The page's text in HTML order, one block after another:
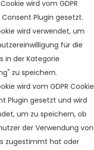
wird vom GDPR
Consent Plugin gesetzt.
wird verwendet, um
für die
in der Kategorie
zu speichern.
wird vom GDPR Cookie
Plugin gesetzt und wird
um zu speichern, ob
der Verwendung von
zugestimmt hat oder